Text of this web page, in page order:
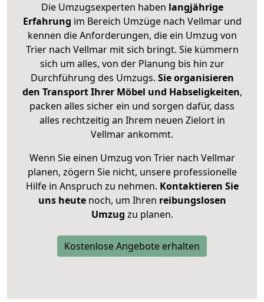
Die Umzugsexperten haben langjährige
Erfahrung im Bereich Umzüge nach Vellmar und
kennen die Anforderungen, die ein Umzug von
Trier nach Vellmar mit sich bringt. Sie kümmern
sich um alles, von der Planung bis hin zur
Durchführung des Umzugs. Sie organisieren
den Transport Ihrer Möbel und Habseligkeiten,
packen alles sicher ein und sorgen dafür, dass
alles rechtzeitig an Ihrem neuen Zielort in
Vellmar ankommt.
Wenn Sie einen Umzug von Trier nach Vellmar
planen, zögern Sie nicht, unsere professionelle
Hilfe in Anspruch zu nehmen. Kontaktieren Sie
uns heutenoch, um Ihren reibungslosen
Umzug zu planen.
Kostenlose Angebote erhalten